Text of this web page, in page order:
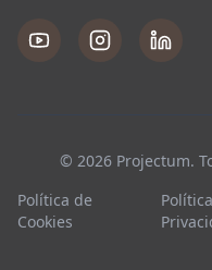
© 2026 Projectum.
Política de
Cookies